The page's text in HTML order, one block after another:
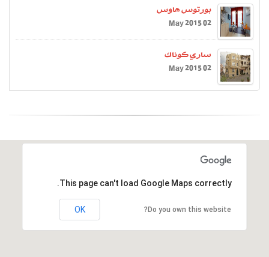
بورتوس هاوس
02 May 2015
ساري كوناك
02 May 2015
This page can't load Google Maps correctly.
Do you own this website?
OK